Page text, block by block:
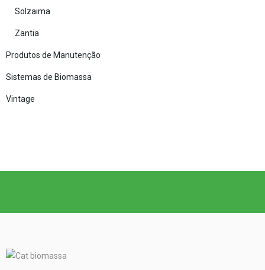
Solzaima
Zantia
Produtos de Manutenção
Sistemas de Biomassa
Vintage